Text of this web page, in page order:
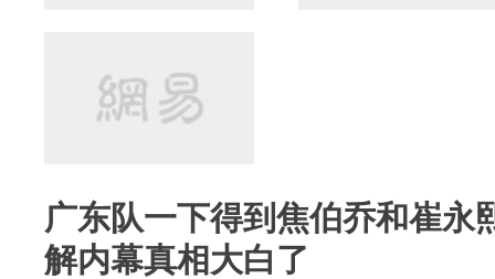
广东队一下得到焦伯乔和崔永
解内幕真相大白了